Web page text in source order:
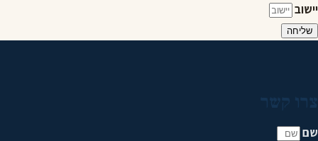
יישוב
שליחה
צרו קשר
שם